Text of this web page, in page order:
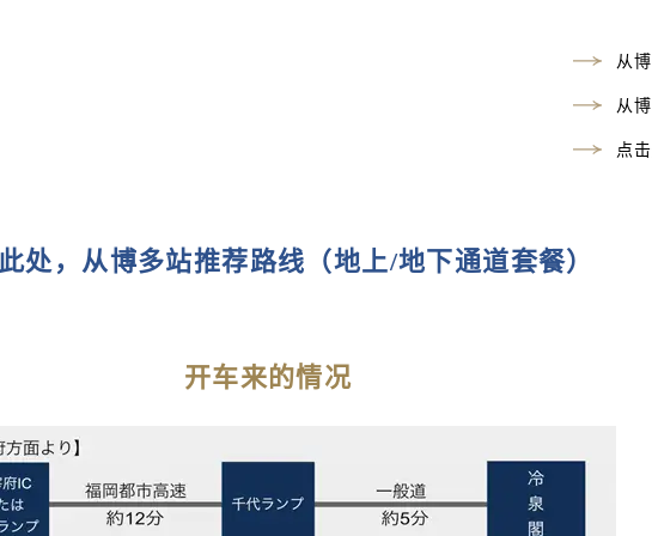
从
从
点
处，从博多站推荐路线（地上/地下通道套餐）
开车来的情况